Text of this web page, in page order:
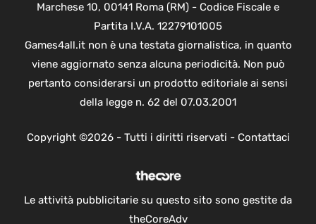
Marchese 10, 00141 Roma (RM) - Codice Fiscale e
Partita I.V.A. 12279101005
Games4all.it non è una testata giornalistica, in quanto
viene aggiornato senza alcuna periodicità. Non può
pertanto considerarsi un prodotto editoriale ai sensi
della legge n. 62 del 07.03.2001
Copyright ©2026 - Tutti i diritti riservati - Contattaci
Le attività pubblicitarie su questo sito sono gestite da
theCoreAdv